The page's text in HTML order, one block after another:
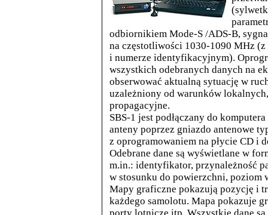
odbiornikiem Mode-S /ADS-B,
na częstotliwości 1030-1090 MHz
i numerze identyfikacyjnym).
wszystkich odebranych danych na
obserwować aktualną sytuację w
uzależniony od warunków
propagacyjne.
SBS-1 jest podłączany do
anteny poprzez gniazdo antenowe
z oprogramowaniem na płycie CD i
Odebrane dane są wyświetlane w
m.in.: identyfikator, przynależność
w stosunku do powierzchni, poziom
Mapy graficzne pokazują pozycję i
każdego samolotu. Mapa pokazuje